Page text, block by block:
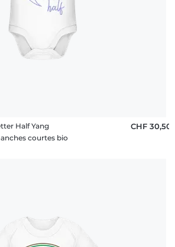
Half Yang
courtes bio
CHF 30,50